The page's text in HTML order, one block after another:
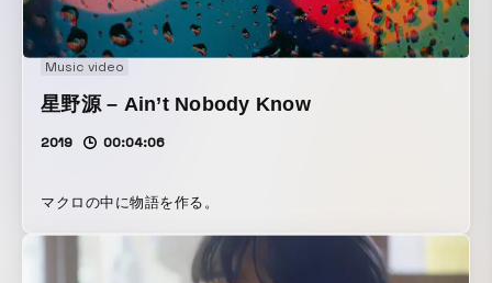
Music video
星野源 – Ain’t Nobody Know
2019 00:04:06
マクロの中に物語を作る。